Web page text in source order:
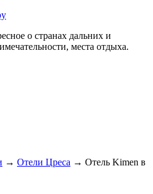
о странах дальних и
места отдыха.
→ Отели Цреса → Отель Kimen в